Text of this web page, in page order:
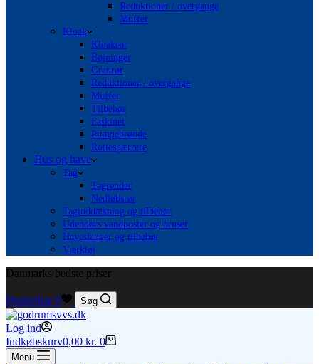
Reduktioner / overgange
Muffer
Kloak
Kloakrør
Bøjninger
Grenrør
Reduktioner / overgange
Muffer
Tilbehør
Faskiner
Pumpebrønde
Rottespærrere
Hus og have
Tag
Tagrender
Nedløbsrør
Taginddækning og tilbehør
Udendørs vandposter og bruser
Haveslanger og tilbehør
Værktøj
Danmarks bedste priser
Ønskeliste 0 Søg
Log ind
Indkøbskurv0,00 kr. 0
Menu